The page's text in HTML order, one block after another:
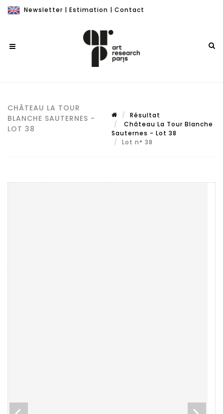
Newsletter | Estimation | Contact
CHÂTEAU LA TOUR
BLANCHE SAUTERNES -
LOT 38
Résultat
Château La Tour Blanche
Sauternes - Lot 38
Lot n° 38